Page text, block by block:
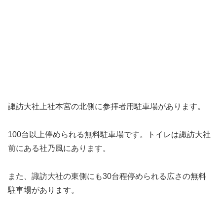
諏訪大社上社本宮の北側に参拝者用駐車場があります。
100台以上停められる無料駐車場です。トイレは諏訪大社
前にある社乃風にあります。
また、諏訪大社の東側にも30台程停められる広さの無料
駐車場があります。